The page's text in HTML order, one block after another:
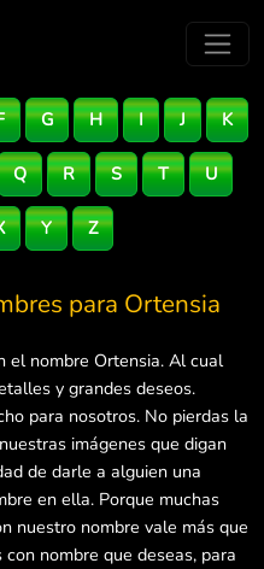
G H I J K
Q R S T U
Y Z
para Ortensia
el nombre Ortensia. Al cual
y grandes deseos.
para nosotros. No pierdas la
imágenes que digan
de darle a alguien una
en ella. Porque muchas
nuestro nombre vale más que
nombre que deseas, para